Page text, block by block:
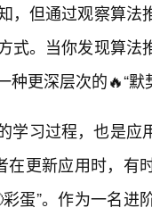
，但通过观察算
式。当你发现算
种更深层次的🔥“默
学习过程，也是应
在更新应用时，
蛋”。作为一名